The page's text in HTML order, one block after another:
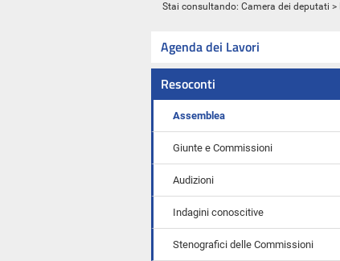
Stai consultando: Camera dei deputati >
Agenda dei Lavori
Resoconti
Assemblea
Giunte e Commissioni
Audizioni
Indagini conoscitive
Stenografici delle Commissioni